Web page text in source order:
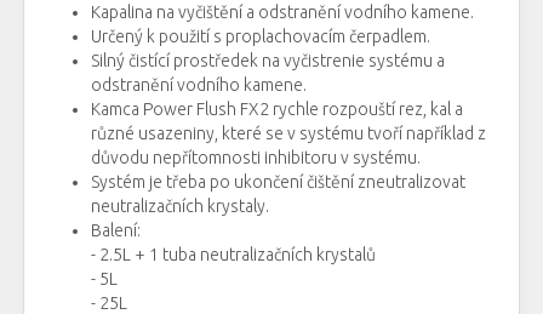
Kapalina na vyčištění a odstranění vodního kamene.
Určený k použití s proplachovacím čerpadlem.
Silnýčistící prostředek na vyčistrenie systému a
odstraněnívodního kamene.
Kamca Power Flush FX2 rychle rozpouští rez, kal a
různé usazeniny , které se v systému tvoří například z
důvodu nepřítomnosti inhibitoru v systému.
Systém je třeba po ukončeníčištění zneutralizovat
neutralizačních krystaly.
Balení:
- 2.5L + 1 tuba neutralizačních krystalů
- 5L
- 25L